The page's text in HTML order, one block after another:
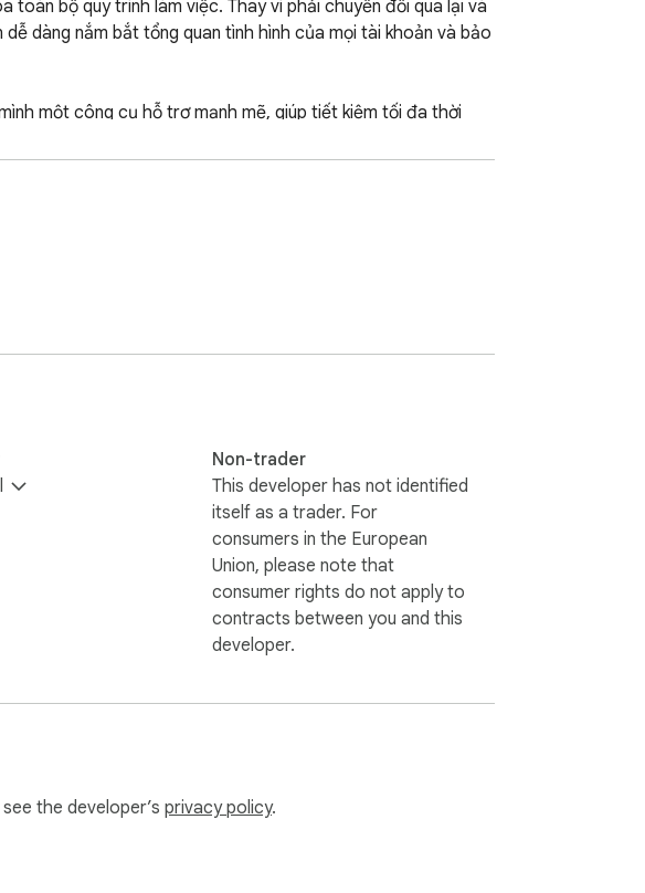
toàn bộ quy trình làm việc. Thay vì phải chuyển đổi qua lại và
dàng nắm bắt tổng quan tình hình của mọi tài khoản và bảo
một công cụ hỗ trợ mạnh mẽ, giúp tiết kiệm tối đa thời
Non-trader
This developer has not identified
itself as a trader. For
consumers in the European
Union, please note that
consumer rights do not apply to
contracts between you and this
developer.
the developer’s privacy policy.